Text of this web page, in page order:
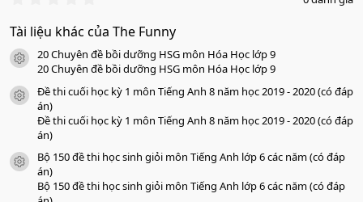
0
0
s
a
o
Tài liệu khác của The Funny
icon tài liệu
20 Chuyên đề bồi dưỡng HSG môn Hóa Học lớp 9
20 Chuyên đề bồi dưỡng HSG môn Hóa Học lớp 9
icon tài liệu
Đề thi cuối học kỳ 1 môn Tiếng Anh 8 năm học 2019 - 2020 (có đáp
án)
Đề thi cuối học kỳ 1 môn Tiếng Anh 8 năm học 2019 - 2020 (có đáp
án)
icon tài liệu
Bộ 150 đề thi học sinh giỏi môn Tiếng Anh lớp 6 các năm (có đáp
án)
Bộ 150 đề thi học sinh giỏi môn Tiếng Anh lớp 6 các năm (có đáp